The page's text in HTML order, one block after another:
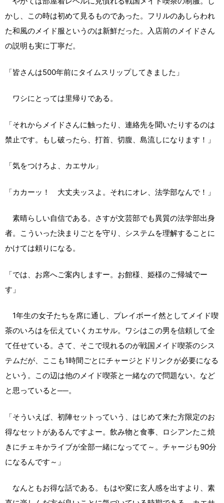
かし、この時は初めて見るものであった。フリルのあしらわれ
た和風のメイド服というのは新鮮だった。入店前のメイドさん
の説明も実に丁寧だ。
「皆さんは500年前にタイムスリップしてきました」
ワシにとっては里帰りである。
「それからメイドさんに触ったり、連絡先を聞いたりするのは
禁止です。もし破ったら、打首、切腹、島流しになります！」
「気をつけろよ、カエサル」
「カカーッ！ 大丈夫ッスよ。それにオレ、法学部なんで！」
素晴らしい自信である。さすが文芸部でも異質の法学部出身
者。こういった決まりごとを守り、システムを理解することに
かけては頼りになる。
「では、お席へご案内しますー。お館様、姫様のご帰城でー
す」
1年生の女子たちを席に通し、プレイボーイ然としてメイド喫
茶のいろはを伝えていくカエサル。ワシはこの男を信頼して全
て任せている。さて、そこで現れるのが戦国メイド喫茶のシス
テムだが、ここも1時間ごとにチャージとドリンクが必要になる
という。この辺は他のメイド喫茶と一緒なので問題ない。など
と思っていると──。
「そういえば、初陣セットっていう、はじめて来た方限定のお
得なセットがあるんですよー。飲み物と食事、ロシアンたこ焼
きにチェキかライブが全部一緒になってて～。チャージも90分
になるんです～」
なんともお得な話である。もはや変に玄人感を出すより、素